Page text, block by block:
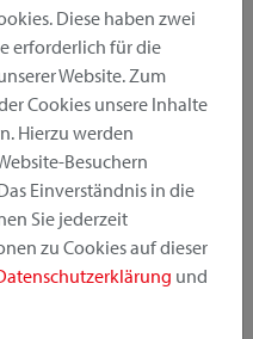
Diese haben zwei
erforderlich für die
Website. Zum
Cookies unsere Inhalte
Hierzu werden
Besuchern
Einverständnis in die
Sie jederzeit
zu Cookies auf dieser
und